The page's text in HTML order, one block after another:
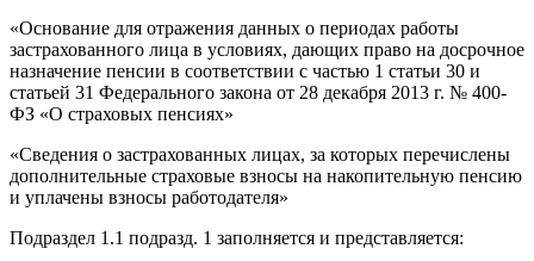
«Основание для отражения данных о периодах работы
застрахованного лица в условиях, дающих право на досрочное
назначение пенсии в соответствии с частью 1 статьи 30 и
статьей 31 Федерального закона от 28 декабря 2013 г. № 400-
ФЗ «О страховых пенсиях»
«Сведения о застрахованных лицах, за которых перечислены
дополнительные страховые взносы на накопительную пенсию
и уплачены взносы работодателя»
Подраздел 1.1 подразд. 1 заполняется и представляется: